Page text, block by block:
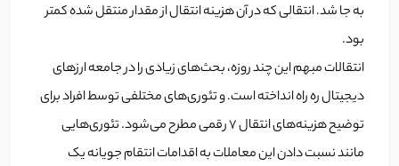
به جا شد. انتقالی که در آن هزینه انتقال از مقدار منتقل شده کمتر
بود.
انتقالات مبهم این چند روزه، بحث‌های زیادی را در جامعه ارزهای
دیجیتال ره راه انداخته است. و تئوری‌های مختلفی توسط افراد برای
توضیح هزینه‌های انتقال ۷ رقمی مطرح می‌شود. تئوری‌هایی
مانند نسبت دادن این معاملات به اقدامات انتقام جویانه یک